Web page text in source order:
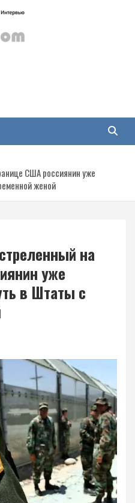
война
события в Новороссии, ДНР,
США россиянин уже
женой
на
уже
в Штаты с